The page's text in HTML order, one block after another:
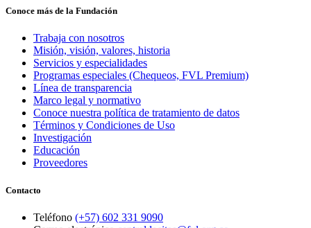
Conoce más de la Fundación
Trabaja con nosotros
Misión, visión, valores, historia
Servicios y especialidades
Programas especiales (Chequeos, FVL Premium)
Línea de transparencia
Marco legal y normativo
Conoce nuestra política de tratamiento de datos
Términos y Condiciones de Uso
Investigación
Educación
Proveedores
Contacto
Teléfono (+57) 602 331 9090